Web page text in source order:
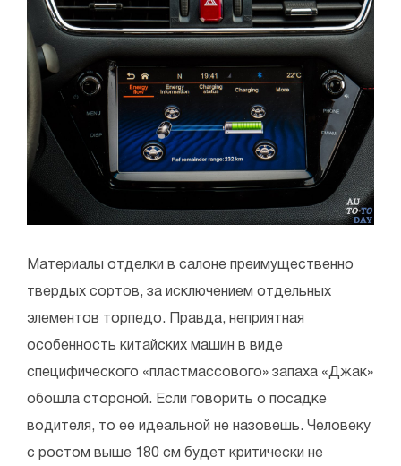
Материалы отделки в салоне преимущественно
твердых сортов, за исключением отдельных
элементов торпедо. Правда, неприятная
особенность китайских машин в виде
специфического «пластмассового» запаха «Джак»
обошла стороной. Если говорить о посадке
водителя, то ее идеальной не назовешь. Человеку
с ростом выше 180 см будет критически не